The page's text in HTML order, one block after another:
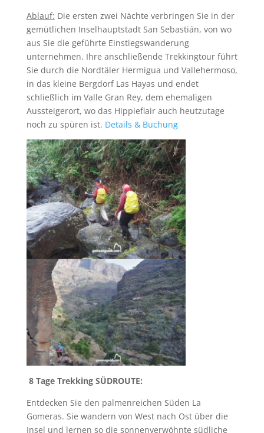
Ablauf: Die ersten zwei Nächte verbringen Sie in der
gemütlichen Inselhauptstadt San Sebastián, von wo
aus Sie die geführte Einstiegswanderung
unternehmen. Ihre anschließende Trekkingtour führt
Sie durch die Nordtäler Hermigua und Vallehermoso,
in das kleine Bergdorf Las Hayas und endet
schließlich im Valle Gran Rey, dem ehemaligen
Aussteigerort, wo das Hippieflair auch heutzutage
noch zu spüren ist. Details & Buchung
8 Tage Trekking SÜDROUTE:
Entdecken Sie den palmenreichen Süden La
Gomeras. Sie wandern von West nach Ost über die
Insel und lernen so die sonnenverwöhnte südliche